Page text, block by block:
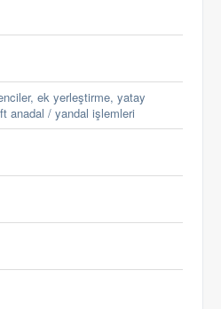
ek yerleştirme, yatay
anadal / yandal işlemleri